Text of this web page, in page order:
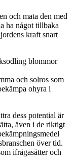
och mata den med
ha något tillbaka
kraft snart
och solros som
ohyra i
dess potential är
även i de riktigt
över tid.
ifrågasätter och